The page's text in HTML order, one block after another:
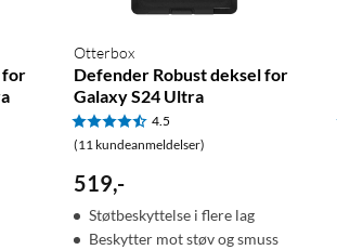
for
Otterbox
Defender Robust deksel for
Galaxy S24 Ultra
4.5
(11 kundeanmeldelser)
519,-
Støtbeskyttelse i flere lag
Beskytter mot støv og smuss